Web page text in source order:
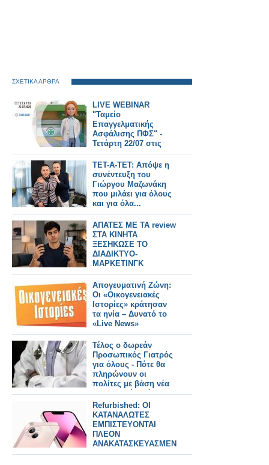
ΣΧΕΤΙΚΑ ΑΡΘΡΑ
LIVE WEBINAR
"Ταμείο
Επαγγελματικής
Ασφάλισης ΠΦΣ" -
Τετάρτη 22/07 στις
17:00
ΤΕΤ-Α-ΤΕΤ: Απόψε η
συνέντευξη του
Γιώργου Μαζωνάκη
που μιλάει για όλους
και για όλα...
ΑΠΑΤΕΣ ΜΕ ΤΑ review
ΣΤΑ ΚΙΝΗΤΑ
ΞΕΣΗΚΩΣΕ ΤΟ
ΔΙΑΔΙΚΤΥΟ-
ΜΑΡΚΕΤΙΝΓΚ
ΓΕΜΑΤΑ ΨΕΜΑΤΑ
Απογευματινή Ζώνη:
Οι «Οικογενειακές
Ιστορίες» κράτησαν
τα ηνία – Δυνατό το
«Live News»
Τέλος ο δωρεάν
Προσωπικός Γιατρός
για όλους - Πότε θα
πληρώνουν οι
πολίτες με βάση νέα
υπουργική απόφαση
Refurbished: ΟΙ
ΚΑΤΑΝΑΛΩΤΕΣ
ΕΜΠΙΣΤΕΥΟΝΤΑΙ
ΠΛΕΟΝ
ΑΝΑΚΑΤΑΣΚΕΥΑΣΜΕΝΑ
ΚΙΝΗΤΑ ΤΟ 2026